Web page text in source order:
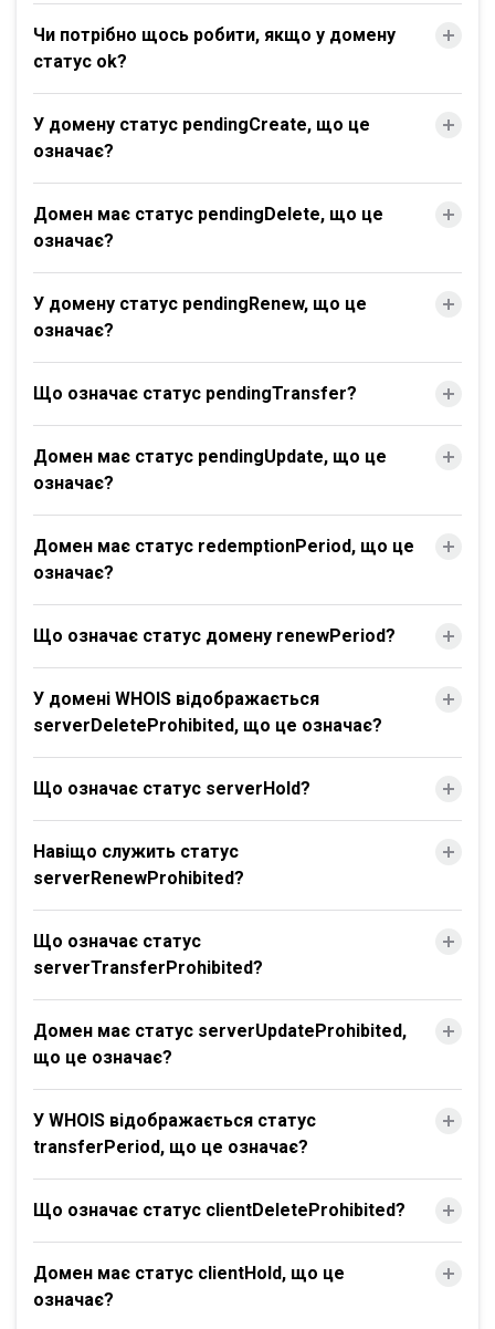
Чи потрібно щось робити, якщо у домену
статус ok?
У домену статус pendingCreate, що це
означає?
Домен має статус pendingDelete, що це
означає?
У домену статус pendingRenew, що це
означає?
Що означає статус pendingTransfer?
Домен має статус pendingUpdate, що це
означає?
Домен має статус redemptionPeriod, що це
означає?
Що означає статус домену renewPeriod?
У домені WHOIS відображається
serverDeleteProhibited, що це означає?
Що означає статус serverHold?
Навіщо служить статус
serverRenewProhibited?
Що означає статус
serverTransferProhibited?
Домен має статус serverUpdateProhibited,
що це означає?
У WHOIS відображається статус
transferPeriod, що це означає?
Що означає статус clientDeleteProhibited?
Домен має статус clientHold, що це
означає?